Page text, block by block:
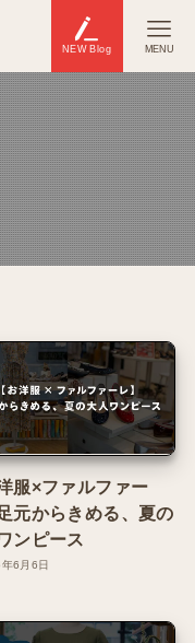
NEW Blog MENU
服×ファルファー
元からきめる、夏の
ンピース
6月6日